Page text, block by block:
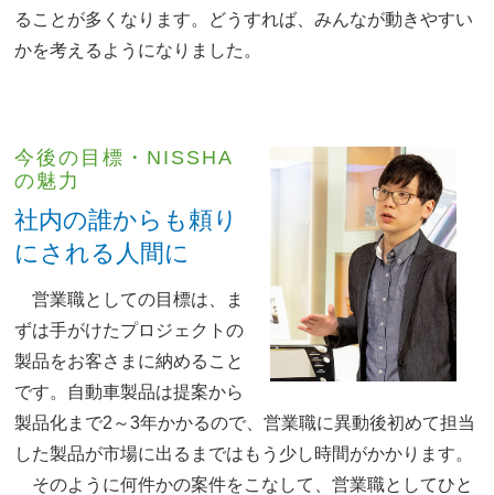
ることが多くなります。どうすれば、みんなが動きやすい
かを考えるようになりました。
今後の目標・NISSHA
の魅力
社内の誰からも頼り
にされる人間に
営業職としての目標は、ま
ずは手がけたプロジェクトの
製品をお客さまに納めること
です。自動車製品は提案から
製品化まで2～3年かかるので、営業職に異動後初めて担当
した製品が市場に出るまではもう少し時間がかかります。
そのように何件かの案件をこなして、営業職としてひと